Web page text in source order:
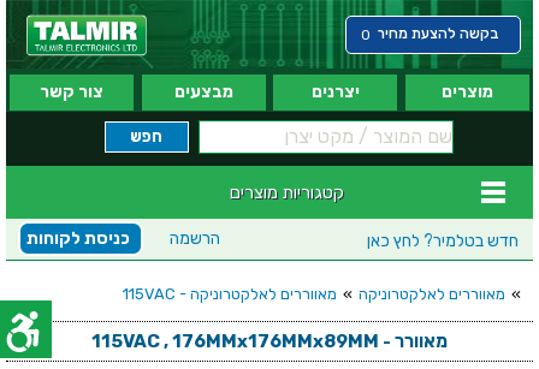
בקשה להצעת מחיר 0
מוצרים יצרנים מבצעים צור קשר
קטגוריות מוצרים
חדש בטלמיר? לחץ כאן כניסת לקוחות הרשמה
» מאווררים לאלקטרוניקה » מאווררים לאלקטרוניקה - 115VAC
מאוורר - 115VAC , 176MMx176MMx89MM